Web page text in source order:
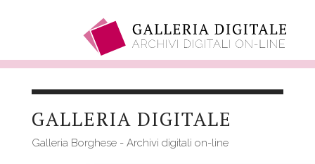
contenutoGALLERIA DIGITALE
Galleria Borghese - Archivi digitali on-line